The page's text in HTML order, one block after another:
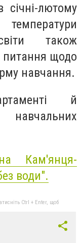
лютому
також
питання щодо
навчання.
й
Кам'янця-
води".
Ctrl + Enter, щоб